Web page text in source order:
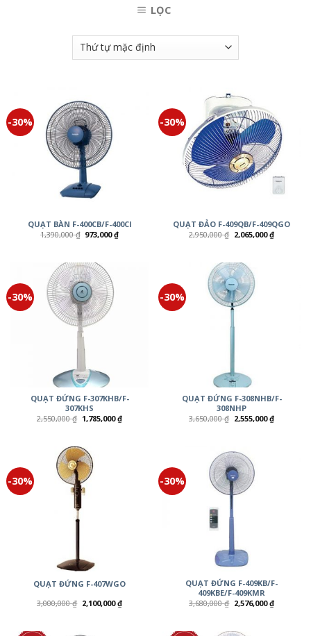
LỌC
-30%
QUẠT BÀN F-400CB/F-400CI
1,390,000₫ 973,000₫
-30%
QUẠT ĐẢO F-409QB/F-409QGO
2,950,000₫ 2,065,000₫
-30%
QUẠT ĐỨNG F-307KHB/F-
307KHS
2,550,000₫ 1,785,000₫
-30%
QUẠT ĐỨNG F-308NHB/F-
308NHP
3,650,000₫ 2,555,000₫
-30%
QUẠT ĐỨNG F-407WGO
3,000,000₫ 2,100,000₫
-30%
QUẠT ĐỨNG F-409KB/F-
409KBE/F-409KMR
3,680,000₫ 2,576,000₫